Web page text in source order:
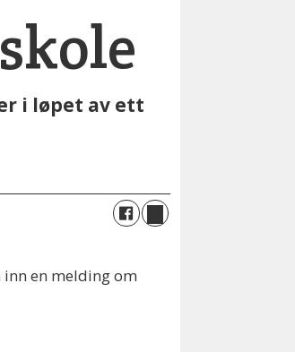
i løpet av ett
en melding om